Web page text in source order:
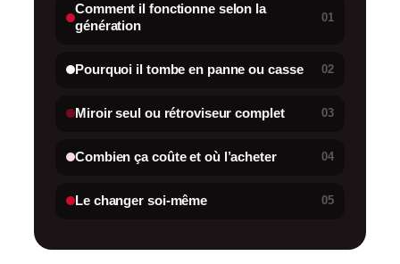
Comment il fonctionne selon la
génération
01
Pourquoi il tombe en panne ou casse 02
Miroir seul ou rétroviseur complet 03
Combien ça coûte et où l’acheter 04
Le changer soi-même 05